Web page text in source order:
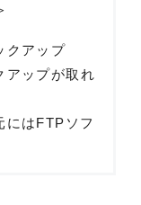
クアップ
アップが取れ
にはFTPソフ